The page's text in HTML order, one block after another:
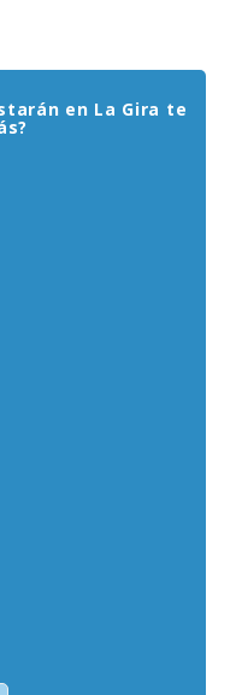
en La Gira te